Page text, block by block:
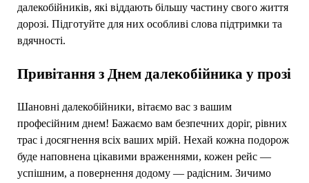
далекобійників, які віддають більшу частину свого життя
дорозі. Підготуйте для них особливі слова підтримки та
вдячності.
Привітання з Днем далекобійника у прозі
Шановні далекобійники, вітаємо вас з вашим
професійним днем! Бажаємо вам безпечних доріг, рівних
трас і досягнення всіх ваших мрій. Нехай кожна подорож
буде наповнена цікавими враженнями, кожен рейс —
успішним, а повернення додому — радісним. Зичимо